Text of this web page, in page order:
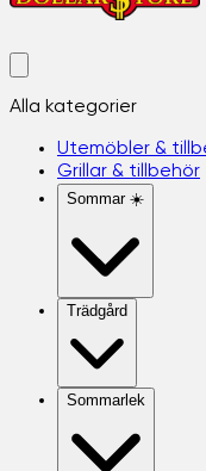
Alla kategorier
Utemöbler &
Grillar & tillbehör
Sommar ☀️
Trädgård
Sommarlek